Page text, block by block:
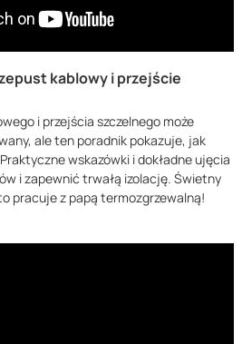
kablowy i przejście
i przejścia szczelnego może
ale ten poradnik pokazuje, jak
wskazówki i dokładne ujęcia
i zapewnić trwałą izolację. Świetny
pracuje z papą termozgrzewalną!